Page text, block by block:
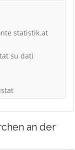
statistik.at
su dati
an der